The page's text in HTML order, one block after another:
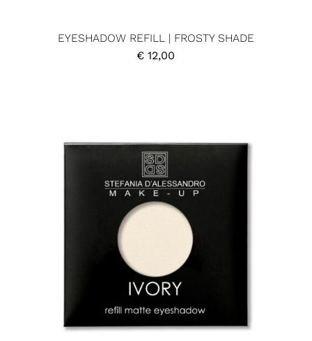
EYESHADOW REFILL | FROSTY SHADE
€ 12,00